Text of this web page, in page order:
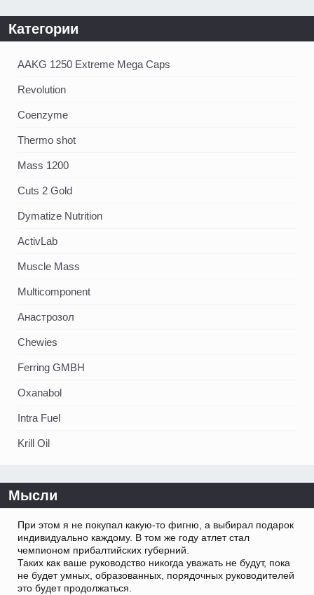
Категории
AAKG 1250 Extreme Mega Caps
Revolution
Coenzyme
Thermo shot
Mass 1200
Cuts 2 Gold
Dymatize Nutrition
ActivLab
Muscle Mass
Multicomponent
Анастрозол
Chewies
Ferring GMBH
Oxanabol
Intra Fuel
Krill Oil
Мысли
При этом я не покупал какую-то фигню, а выбирал подарок
индивидуально каждому. В том же году атлет стал
чемпионом прибалтийских губерний.
Таких как ваше руководство никогда уважать не будут, пока
не будет умных, образованных, порядочных руководителей
это будет продолжаться.